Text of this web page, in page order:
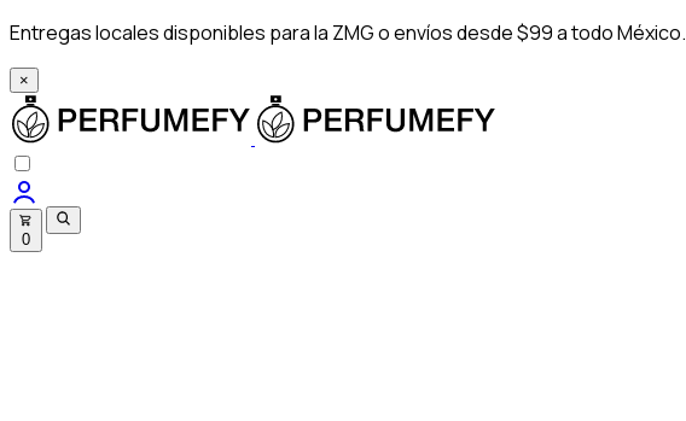
Entregas locales disponibles para la ZMG o envíos desde $99 a todo México.
×
0